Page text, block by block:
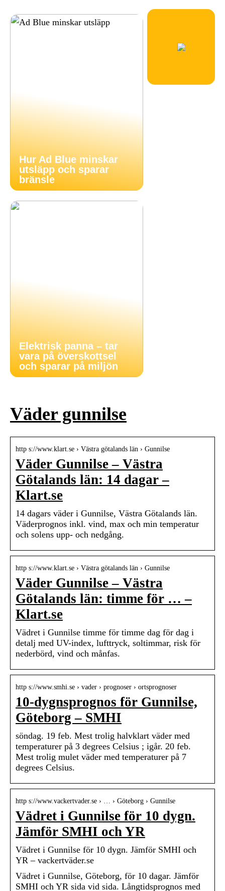
Hur Ad Blue minskar
utsläpp och sparar
bränsle
Elektrisk panna – tar
vara på överskottsel
och sparar på miljön
Väder gunnilse
http s://www.klart.se › Västra götalands län › Gunnilse
Väder Gunnilse – Västra
Götalands län: 14 dagar –
Klart.se
14 dagars väder i Gunnilse, Västra Götalands län.
Väderprognos inkl. vind, max och min temperatur
och solens upp- och nedgång.
http s://www.klart.se › Västra götalands län › Gunnilse
Väder Gunnilse – Västra
Götalands län: timme för … –
Klart.se
Vädret i Gunnilse timme för timme dag för dag i
detalj med UV-index, lufttryck, soltimmar, risk för
nederbörd, vind och månfas.
http s://www.smhi.se › vader › prognoser › ortsprognoser
10-dygnsprognos för Gunnilse,
Göteborg – SMHI
söndag. 19 feb. Mest trolig halvklart väder med
temperaturer på 3 degrees Celsius ; igår. 20 feb.
Mest trolig mulet väder med temperaturer på 7
degrees Celsius.
http s://www.vackertvader.se › … › Göteborg › Gunnilse
Vädret i Gunnilse för 10 dygn.
Jämför SMHI och YR
Vädret i Gunnilse för 10 dygn. Jämför SMHI och
YR – vackertväder.se
Vädret i Gunnilse, Göteborg, för 10 dagar. Jämför
SMHI och YR sida vid sida. Långtidsprognos med